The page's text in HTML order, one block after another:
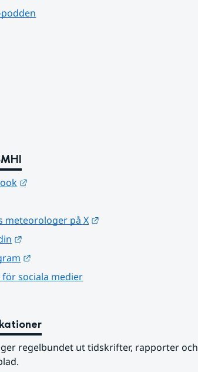
meteorologer på X
för sociala medier
ger regelbundet ut tidskrifter, rapporter och